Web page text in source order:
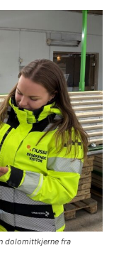
dolomittkjerne fra